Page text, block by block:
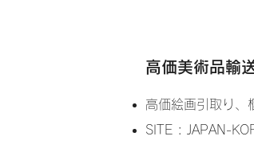
高価美術品輸
高価絵画引取り、
SITE : JAPAN-